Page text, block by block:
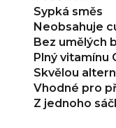
Sypká směs
Neobsahuje
Bez umělých
Plný vitamínu
Skvělou
Vhodné pro
Z jednoho